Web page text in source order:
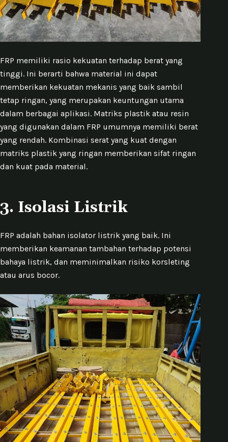
FRP memiliki rasio kekuatan terhadap berat yang
tinggi. Ini berarti bahwa material ini dapat
memberikan kekuatan mekanis yang baik sambil
tetap ringan, yang merupakan keuntungan utama
dalam berbagai aplikasi. Matriks plastik atau resin
yang digunakan dalam FRP umumnya memiliki berat
yang rendah. Kombinasi serat yang kuat dengan
matriks plastik yang ringan memberikan sifat ringan
dan kuat pada material.
3. Isolasi Listrik
FRP adalah bahan isolator listrik yang baik. Ini
memberikan keamanan tambahan terhadap potensi
bahaya listrik, dan meminimalkan risiko korsleting
atau arus bocor.